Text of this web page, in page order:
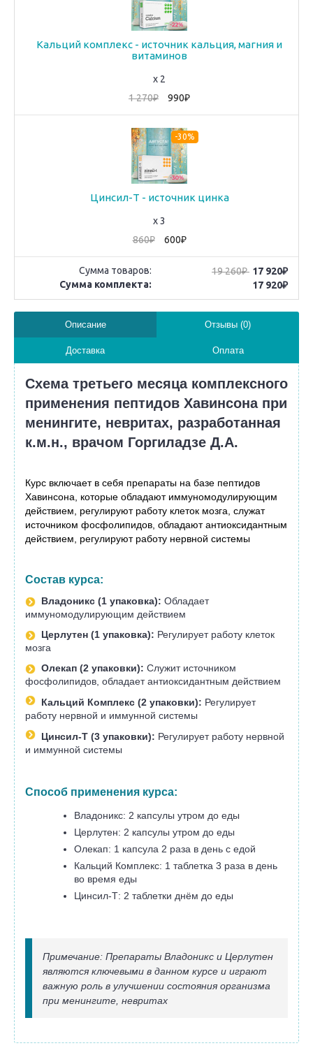
Кальций комплекс - источник кальция, магния и
витаминов
x 2
1 270₽
990₽
-30%
Цинсил-Т - источник цинка
x 3
860₽
600₽
Сумма товаров: 19 260₽ 17 920₽
Сумма комплекта:
17 920₽
Описание Отзывы (0)
Доставка Оплата
Схема третьего месяца комплексного
применения пептидов Хавинсона при
менингите, невритах, разработанная
к.м.н., врачом Горгиладзе Д.А.
Курс включает в себя препараты на базе пептидов
Хавинсона, которые обладают иммуномодулирующим
действием, регулируют работу клеток мозга, служат
источником фосфолипидов, обладают антиоксидантным
действием, регулируют работу нервной системы
Состав курса:
Владоникс (1 упаковка): Обладает
иммуномодулирующим действием
Церлутен (1 упаковка): Регулирует работу клеток
мозга
Олекап (2 упаковки): Служит источником
фосфолипидов, обладает антиоксидантным действием
Кальций Комплекс (2 упаковки): Регулирует
работу нервной и иммунной системы
Цинсил-Т (3 упаковки): Регулирует работу нервной
и иммунной системы
Способ применения курса:
Владоникс: 2 капсулы утром до еды
Церлутен: 2 капсулы утром до еды
Олекап: 1 капсула 2 раза в день с едой
Кальций Комплекс: 1 таблетка 3 раза в день
во время еды
Цинсил-Т: 2 таблетки днём до еды
Примечание: Препараты Владоникс и Церлутен
являются ключевыми в данном курсе и играют
важную роль в улучшении состояния организма
при менингите, невритах